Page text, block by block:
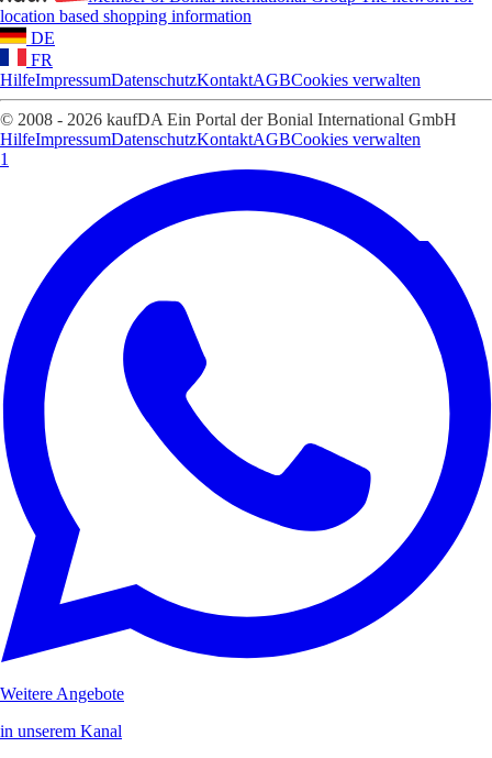
location based shopping information
DE
FR
HilfeImpressumDatenschutzKontaktAGBCookies verwalten
© 2008 - 2026 kaufDA Ein Portal der Bonial International GmbH
HilfeImpressumDatenschutzKontaktAGBCookies verwalten
1
Weitere Angebote
in unserem Kanal